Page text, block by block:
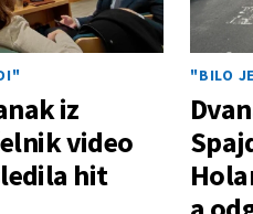
iz
video
hit
"BILO